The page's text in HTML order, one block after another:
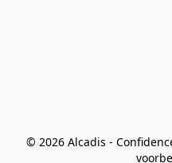
© 2026 Alcadis -